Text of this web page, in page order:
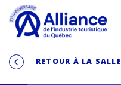
RETOUR À LA